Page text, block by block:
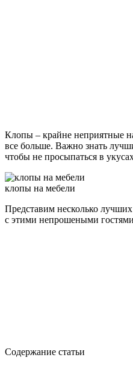
Клопы – крайне неприятные
все больше. Важно знать
чтобы не просыпаться в
клопы на мебели
Представим несколько
с этими непрошеными
Содержание статьи